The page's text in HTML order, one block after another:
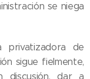
se niega
privatizadora de
sigue fielmente,
discusión, dar a